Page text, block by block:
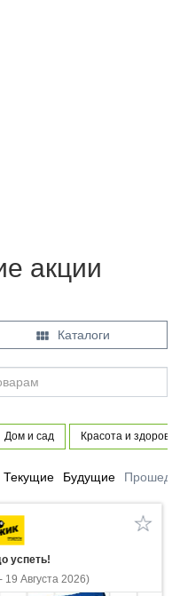
акции
 Каталоги
Дом и сад Красота и
Текущие Будущие
успеть!
19 Августа 2026)